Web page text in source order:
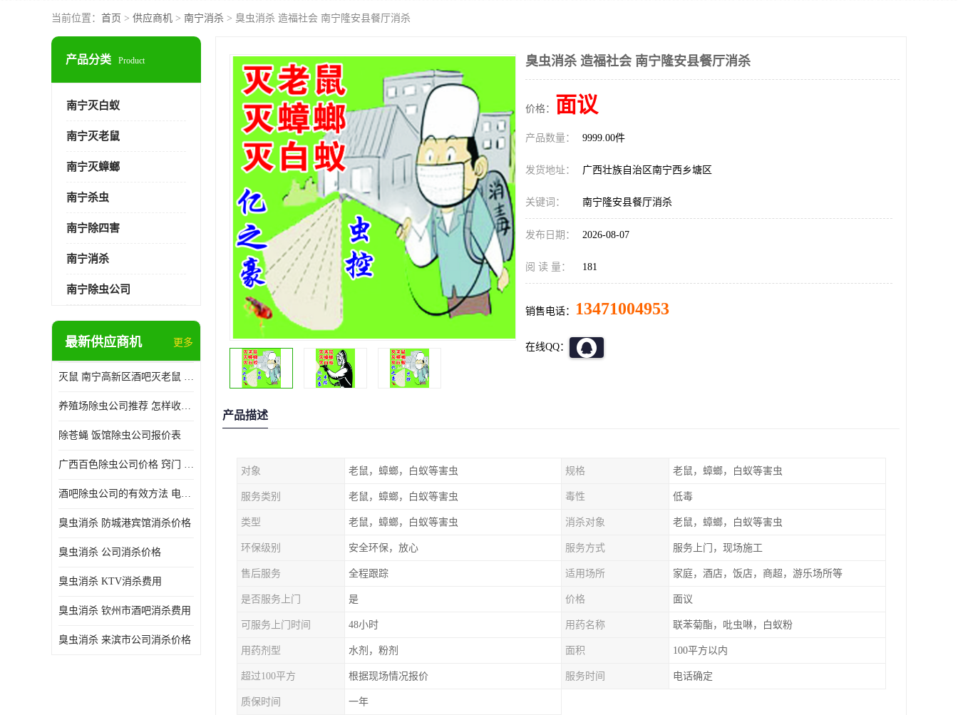
当前位置： 首页 > 供应商机 > 南宁消杀 > 臭虫消杀 造福社会 南宁隆安县餐厅消杀
产品分类 Product
南宁灭白蚁
南宁灭老鼠
南宁灭蟑螂
南宁杀虫
南宁除四害
南宁消杀
南宁除虫公司
最新供应商机 更多
灭鼠 南宁高新区酒吧灭老鼠 诚信经营
养殖场除虫公司推荐 怎样收费 除苍蝇
除苍蝇 饭馆除虫公司报价表
广西百色除虫公司价格 窍门 除蟑螂
酒吧除虫公司的有效方法 电话 除螨虫
臭虫消杀 防城港宾馆消杀价格
臭虫消杀 公司消杀价格
臭虫消杀 KTV消杀费用
臭虫消杀 钦州市酒吧消杀费用
臭虫消杀 来滨市公司消杀价格
臭虫消杀 造福社会 南宁隆安县餐厅消杀
价格： 面议
产品数量： 9999.00件
发货地址： 广西壮族自治区南宁西乡塘区
关键词： 南宁隆安县餐厅消杀
发布日期： 2026-08-07
阅 读 量： 181
销售电话： 13471004953
在线QQ：
产品描述
对象 老鼠，蟑螂，白蚁等害虫 规格 老鼠，蟑螂，白蚁等害虫
服务类别 老鼠，蟑螂，白蚁等害虫 毒性 低毒
类型 老鼠，蟑螂，白蚁等害虫 消杀对象 老鼠，蟑螂，白蚁等害虫
环保级别 安全环保，放心 服务方式 服务上门，现场施工
售后服务 全程跟踪 适用场所 家庭，酒店，饭店，商超，游乐场所等
是否服务上门 是 价格 面议
可服务上门时间 48小时 用药名称 联苯菊酯，吡虫啉，白蚁粉
用药剂型 水剂，粉剂 面积 100平方以内
超过100平方 根据现场情况报价 服务时间 电话确定
质保时间 一年